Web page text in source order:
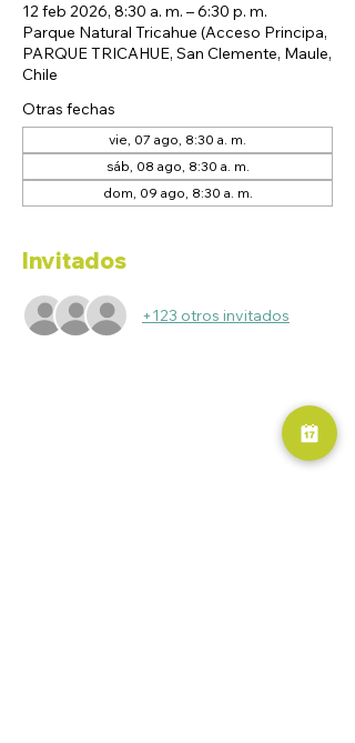
12 feb 2026, 8:30 a. m. – 6:30 p. m.
Parque Natural Tricahue (Acceso Principa,
PARQUE TRICAHUE, San Clemente, Maule,
Chile
Otras fechas
vie, 07 ago, 8:30 a. m.
sáb, 08 ago, 8:30 a. m.
dom, 09 ago, 8:30 a. m.
Invitados
+123 otros invitados